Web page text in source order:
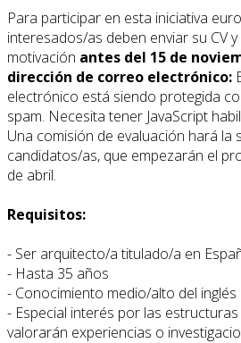
Para participar en esta iniciativa
interesados/as deben enviar su CV
motivación antes del 15 de
dirección de correo electrónico:
electrónico está siendo protegida
spam. Necesita tener JavaScript
Una comisión de evaluación hará la
candidatos/as, que empezarán el
de abril.
Requisitos:
- Ser arquitecto/a titulado/a en
- Hasta 35 años
- Conocimiento medio/alto del inglés
- Especial interés por las
valorarán experiencias o